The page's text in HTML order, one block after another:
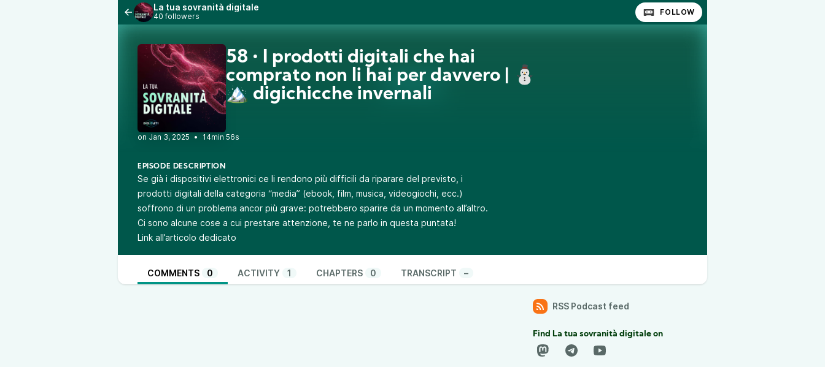
La tua sovranità digitale
40 followers FOLLOW
58 • I prodotti digitali che hai
comprato non li hai per davvero | ⛄️
🏔️ digichicche invernali
• 14min 56s
EPISODE DESCRIPTION
Se già i dispositivi elettronici ce li rendono più difficili da riparare del previsto, i
prodotti digitali della categoria “media” (ebook, film, musica, videogiochi, ecc.)
soffrono di un problema ancor più grave: potrebbero sparire da un momento all’altro.
Ci sono alcune cose a cui prestare attenzione, te ne parlo in questa puntata!
Link all’articolo dedicato
COMMENTS 0 ACTIVITY 1 CHAPTERS 0 TRANSCRIPT –
RSS Podcast feed
Find La tua sovranità digitale on